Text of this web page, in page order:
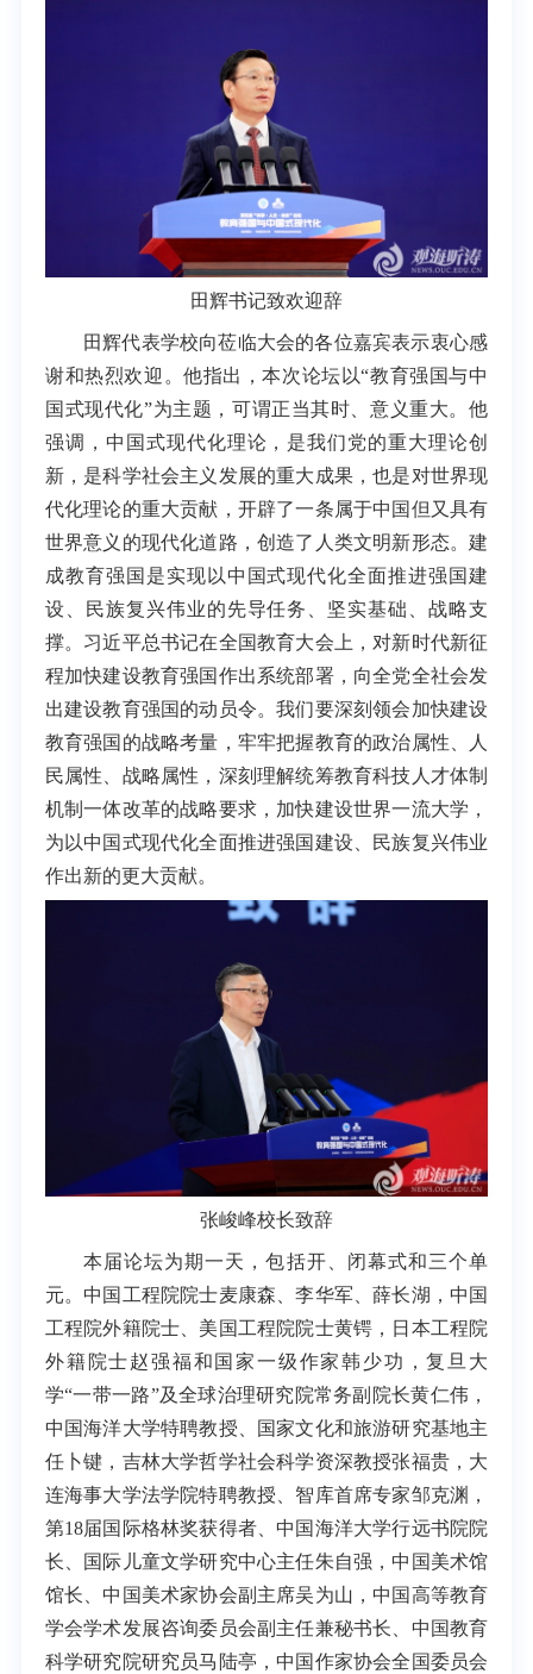
田辉书记致欢迎辞
田辉代表学校向莅临大会的各位嘉宾表示衷心感
谢和热烈欢迎。他指出，本次论坛以“教育强国与中
国式现代化”为主题，可谓正当其时、意义重大。他
强调，中国式现代化理论，是我们党的重大理论创
新，是科学社会主义发展的重大成果，也是对世界现
代化理论的重大贡献，开辟了一条属于中国但又具有
世界意义的现代化道路，创造了人类文明新形态。建
成教育强国是实现以中国式现代化全面推进强国建
设、民族复兴伟业的先导任务、坚实基础、战略支
撑。习近平总书记在全国教育大会上，对新时代新征
程加快建设教育强国作出系统部署，向全党全社会发
出建设教育强国的动员令。我们要深刻领会加快建设
教育强国的战略考量，牢牢把握教育的政治属性、人
民属性、战略属性，深刻理解统筹教育科技人才体制
机制一体改革的战略要求，加快建设世界一流大学，
为以中国式现代化全面推进强国建设、民族复兴伟业
作出新的更大贡献。
张峻峰校长致辞
本届论坛为期一天，包括开、闭幕式和三个单
元。中国工程院院士麦康森、李华军、薛长湖，中国
工程院外籍院士、美国工程院院士黄锷，日本工程院
外籍院士赵强福和国家一级作家韩少功，复旦大
学“一带一路”及全球治理研究院常务副院长黄仁伟，
中国海洋大学特聘教授、国家文化和旅游研究基地主
任卜键，吉林大学哲学社会科学资深教授张福贵，大
连海事大学法学院特聘教授、智库首席专家邹克渊，
第18届国际格林奖获得者、中国海洋大学行远书院院
长、国际儿童文学研究中心主任朱自强，中国美术馆
馆长、中国美术家协会副主席吴为山，中国高等教育
学会学术发展咨询委员会副主任兼秘书长、中国教育
科学研究院研究员马陆亭，中国作家协会全国委员会